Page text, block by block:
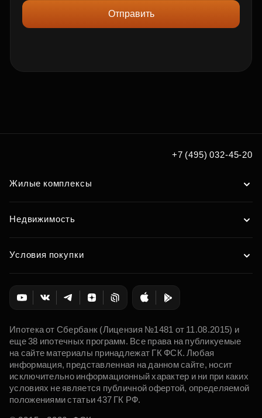
Отправить
+7 (495) 032-45-20
Жилые комплексы
Недвижимость
Условия покупки
Ипотека от Сбербанк (Лицензия №1481 от 11.08.2015) и
еще 38 ипотечных программ. Все права на публикуемые
на сайте материалы принадлежат ГК ФСК. Любая
информация, представленная на данном сайте, носит
исключительно информационный характер и ни при каких
условиях не является публичной офертой, определяемой
положениями статьи 437 ГК РФ.